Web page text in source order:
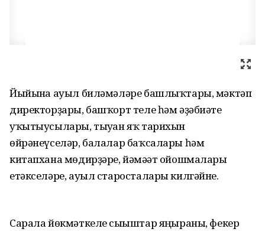
Йыйынға ауыл биләмәләре башлыҡтары, мәктәп
директорҙары, башҡорт теле һәм әҙәбиәте
уҡытыусылары, тыуған яҡ тарихын
өйрәнеүселәр, балалар баҡсалары һәм
китапхана мөдирҙәре, йәмәғәт ойошмалары
етәкселәре, ауыл старосталары килгәйне.
Сарала йөкмәткеле сығыштар яңғыраны, фекер